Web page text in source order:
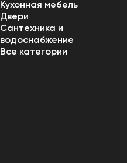
Кухонная мебель
Двери
Сантехника и
водоснабжение
Все категории